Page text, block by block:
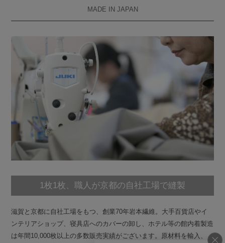
MADE IN JAPAN
1枚1枚、職人が京都の自社工場で縫製
滋賀と京都に自社工場をもつ、創業70年岩本繊維。大手百貨店やイ
ンテリアショップ、寝具店へのカバーの卸し、ホテル等の館内着製造
は年間10,000枚以上の多数販売実績がございます。原材料を輸入、